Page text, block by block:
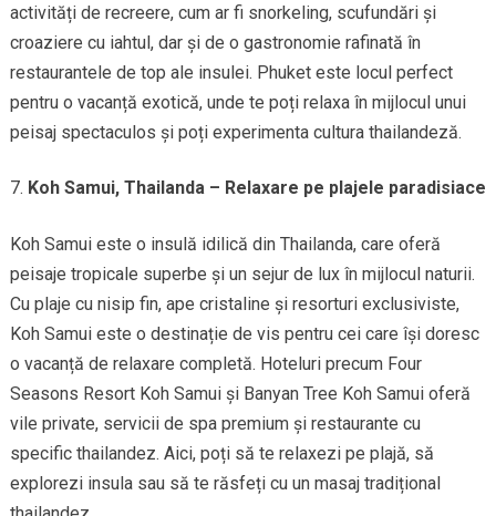
activități de recreere, cum ar fi snorkeling, scufundări și
croaziere cu iahtul, dar și de o gastronomie rafinată în
restaurantele de top ale insulei. Phuket este locul perfect
pentru o vacanță exotică, unde te poți relaxa în mijlocul unui
peisaj spectaculos și poți experimenta cultura thailandeză.
Koh Samui, Thailanda – Relaxare pe plajele paradisiace
Koh Samui este o insulă idilică din Thailanda, care oferă
peisaje tropicale superbe și un sejur de lux în mijlocul naturii.
Cu plaje cu nisip fin, ape cristaline și resorturi exclusiviste,
Koh Samui este o destinație de vis pentru cei care își doresc
o vacanță de relaxare completă. Hoteluri precum Four
Seasons Resort Koh Samui și Banyan Tree Koh Samui oferă
vile private, servicii de spa premium și restaurante cu
specific thailandez. Aici, poți să te relaxezi pe plajă, să
explorezi insula sau să te răsfeți cu un masaj tradițional